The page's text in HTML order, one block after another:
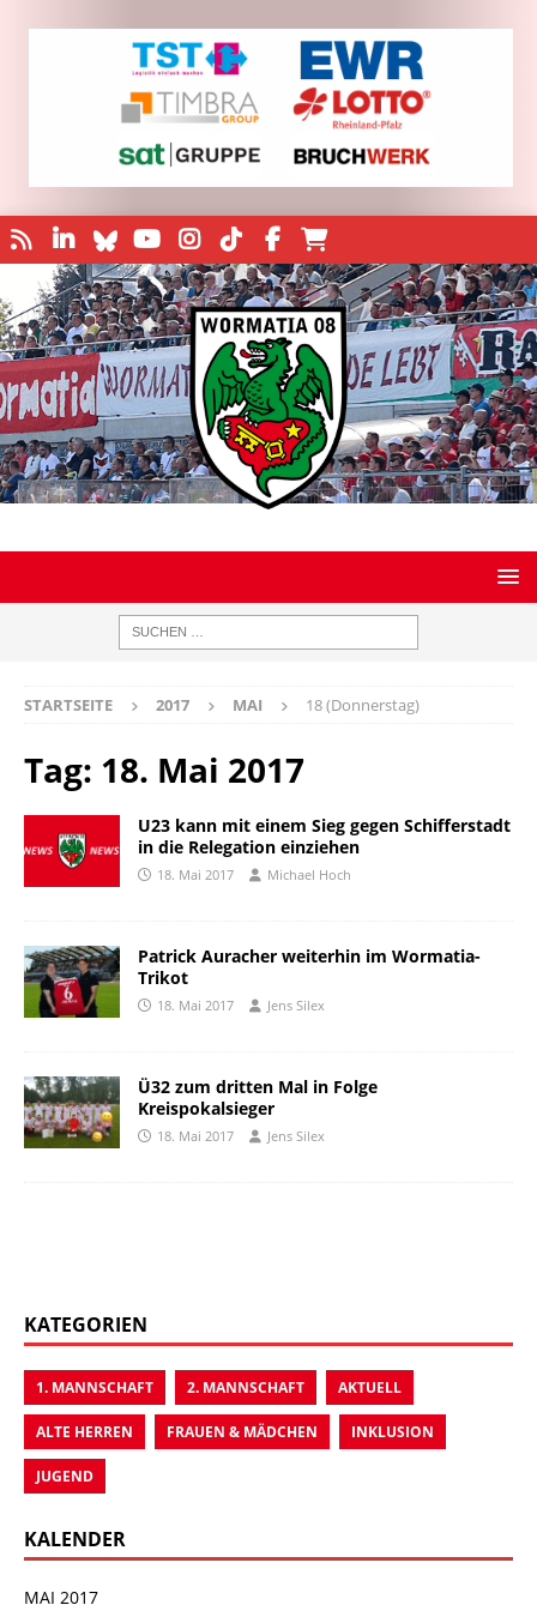
STARTSEITE 2017 MAI 18 (Donnerstag)
Tag: 18. Mai 2017
U23 kann mit einem Sieg gegen Schifferstadt
in die Relegation einziehen
18. Mai 2017 Michael Hoch
Patrick Auracher weiterhin im Wormatia-
Trikot
18. Mai 2017 Jens Silex
Ü32 zum dritten Mal in Folge
Kreispokalsieger
18. Mai 2017 Jens Silex
KATEGORIEN
1. MANNSCHAFT 2. MANNSCHAFT AKTUELL
ALTE HERREN FRAUEN & MÄDCHEN INKLUSION
JUGEND
KALENDER
MAI 2017